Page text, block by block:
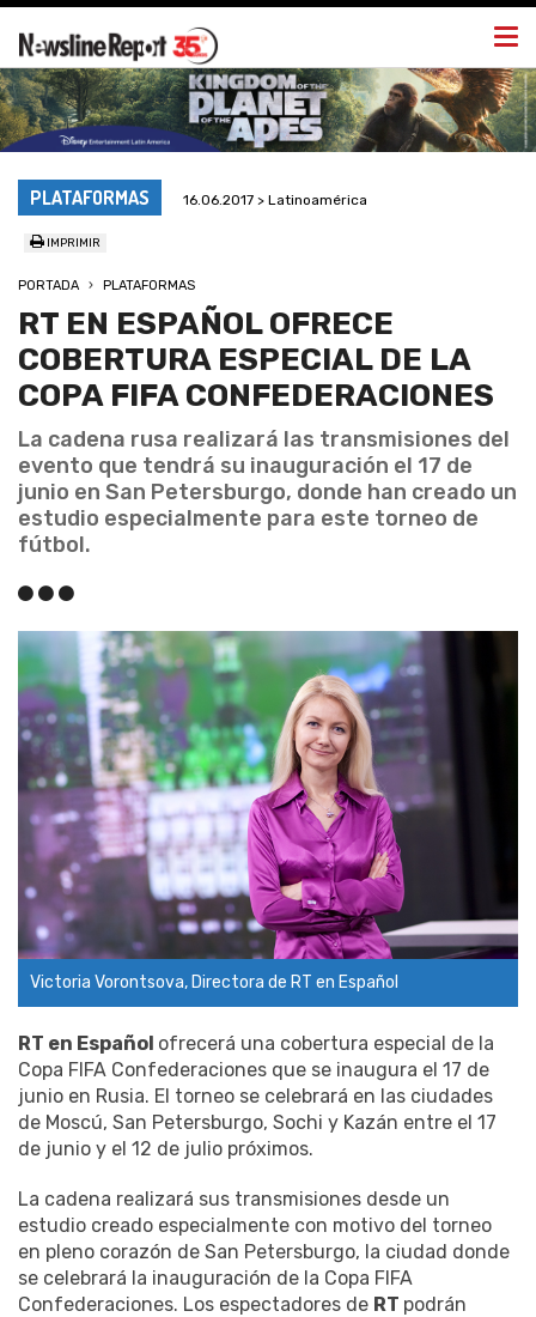
PLATAFORMAS 16.06.2017 > Latinoamérica
IMPRIMIR
PORTADA PLATAFORMAS
RT EN ESPAÑOL OFRECE
COBERTURA ESPECIAL DE LA
COPA FIFA CONFEDERACIONES
La cadena rusa realizará las transmisiones del
evento que tendrá su inauguración el 17 de
junio en San Petersburgo, donde han creado un
estudio especialmente para este torneo de
fútbol.
Victoria Vorontsova, Directora de RT en Español
RT en Español ofrecerá una cobertura especial de la
Copa FIFA Confederaciones que se inaugura el 17 de
junio en Rusia. El torneo se celebrará en las ciudades
de Moscú, San Petersburgo, Sochi y Kazán entre el 17
de junio y el 12 de julio próximos.
La cadena realizará sus transmisiones desde un
estudio creado especialmente con motivo del torneo
en pleno corazón de San Petersburgo, la ciudad donde
se celebrará la inauguración de la Copa FIFA
Confederaciones. Los espectadores de RT podrán